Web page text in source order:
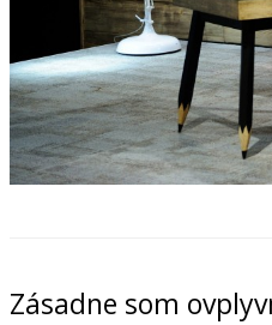
Zásadne som